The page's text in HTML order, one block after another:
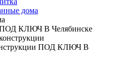
дома
КЛЮЧ В Челябинске
ПОД КЛЮЧ В